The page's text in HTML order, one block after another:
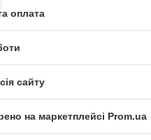
оплата
сайту
на маркетплейсі Prom.ua